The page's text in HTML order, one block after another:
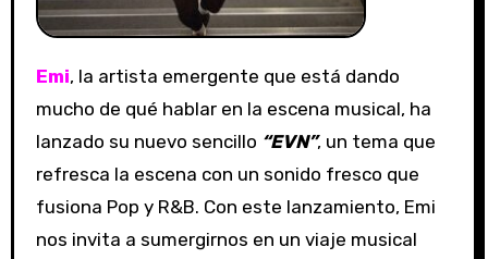
Emi, la artista emergente que está dando
mucho de qué hablar en la escena musical, ha
lanzado su nuevo sencillo “EVN”, un tema que
refresca la escena con un sonido fresco que
fusiona Pop y R&B. Con este lanzamiento, Emi
nos invita a sumergirnos en un viaje musical